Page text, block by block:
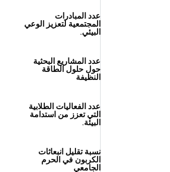
عدد المبادرات
المجتمعية لتعزيز الوعي
البيئي.
عدد المشاريع البحثية
حول حلول الطاقة
النظيفة
عدد الفعاليات الطلابية
التي تعزز من استدامة
البيئة.
نسبة تقليل انبعاثات
الكربون في الحرم
الجامعي